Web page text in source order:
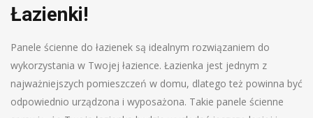
Łazienki!
Panele ścienne do łazienek są idealnym rozwiązaniem do
wykorzystania w Twojej łazience. Łazienka jest jednym z
najważniejszych pomieszczeń w domu, dlatego też powinna być
odpowiednio urządzona i wyposażona. Takie panele ścienne